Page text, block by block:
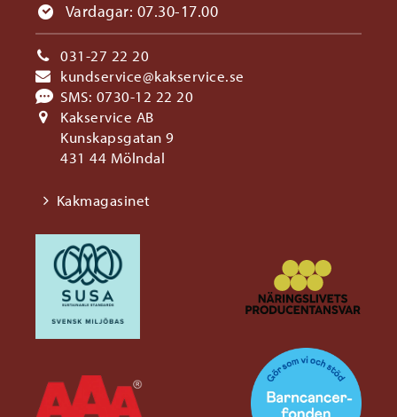
Vardagar: 07.30-17.00
Kakmagasinet
031-27 22 20
kundservice@kakservice.se
SMS: 0730-12 22 20
Kakservice AB
Kunskapsgatan 9
431 44 Mölndal